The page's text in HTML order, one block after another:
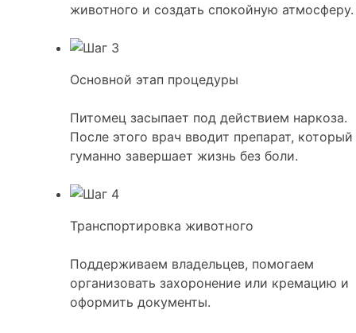
животного и создать спокойную атмосферу.
Основной этап процедуры
Питомец засыпает под действием наркоза.
После этого врач вводит препарат, который
гуманно завершает жизнь без боли.
Транспортировка животного
Поддерживаем владельцев, помогаем
организовать захоронение или кремацию и
оформить документы.